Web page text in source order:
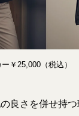
￥25,000（税込）
良さを併せ持